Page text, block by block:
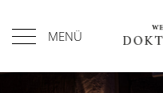
MENÜ